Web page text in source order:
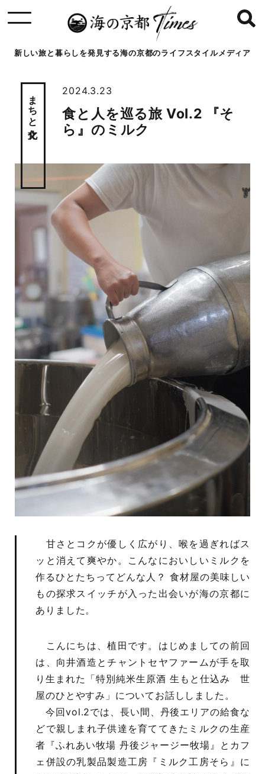
新しい旅と暮らしを発見する海の京都のライフスタイルメディア
食と人を巡る旅 Vol.2 『そ
ら』のミルク
2024.3.23
まちと文化
甘さとコクが優しく広がり、喉を過ぎればス
ッと消えて爽やか。こんなにおいしいミルクを
作るひとたちってどんな人？ 食材屋の美味しい
もの探求スイッチが入った出会いが海の京都に
ありました。
こんにちは、植田です。はじめましての前回
は、向井酒造とチャントセヤファームが手を取
り生まれた「特別純米生原酒 生もと仕込み 世
屋のひとやすみ」についてお話ししました。
今回vol.2では、長い間、丹後エリアの給食な
どで親しまれ子供達を育ててきたミルクの生産
者『ふれあい牧場 丹後ジャージー牧場』とカフ
ェ併設の乳製品製造工房『ミルク工房そら』に